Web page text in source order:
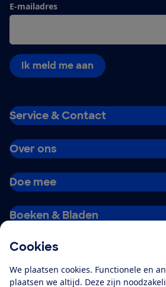
Cookies
We plaatsen cookies. Functionele en
plaatsen we altijd. Deze zijn
E-mailadres
Ik meld me aan
Service & Contact
Over ons
Doe mee
Boeken & Bladen